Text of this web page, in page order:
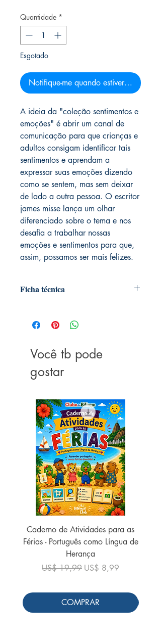
Quantidade *
Esgotado
Notifique-me quando estiver disponível
A ideia da "coleção sentimentos e
emoções" é abrir um canal de
comunicação para que crianças e
adultos consigam identificar tais
sentimentos e aprendam a
expressar suas emoções dizendo
como se sentem, mas sem deixar
de lado a outra pessoa. O escritor
james misse lança um olhar
diferenciado sobre o tema e nos
desafia a trabalhar nossas
emoções e sentimentos para que,
assim, possamos ser mais felizes.
Ficha técnica
Editora ‏ : ‎ Pé da Letra; 1ª edição (23
fevereiro 2018)
Capa comum ‏ : ‎ 16 páginas
ISBN-10 ‏ : ‎ 859520084X
ISBN-13 ‏ : ‎ 978-8595200845
Dimensões ‏ : ‎ 21.59 x 0.13 x 21.59
Você tb pode
gostar
Caderno de Atividades para as
Férias - Português como Língua de
Herança
Preço normal
US$ 19,99 Preço promocional
US$ 8,99
COMPRAR